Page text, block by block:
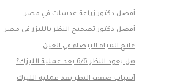
أفضل دكتور زراعة عدسات في مصر
أفضل دكتور تصحيح النظر بالليزر في مصر
علاج المياه البيضاء في العين
هل يعود النظر 6/6 بعد عملية الليزك؟
أسباب ضعف النظر بعد عملية الليزك